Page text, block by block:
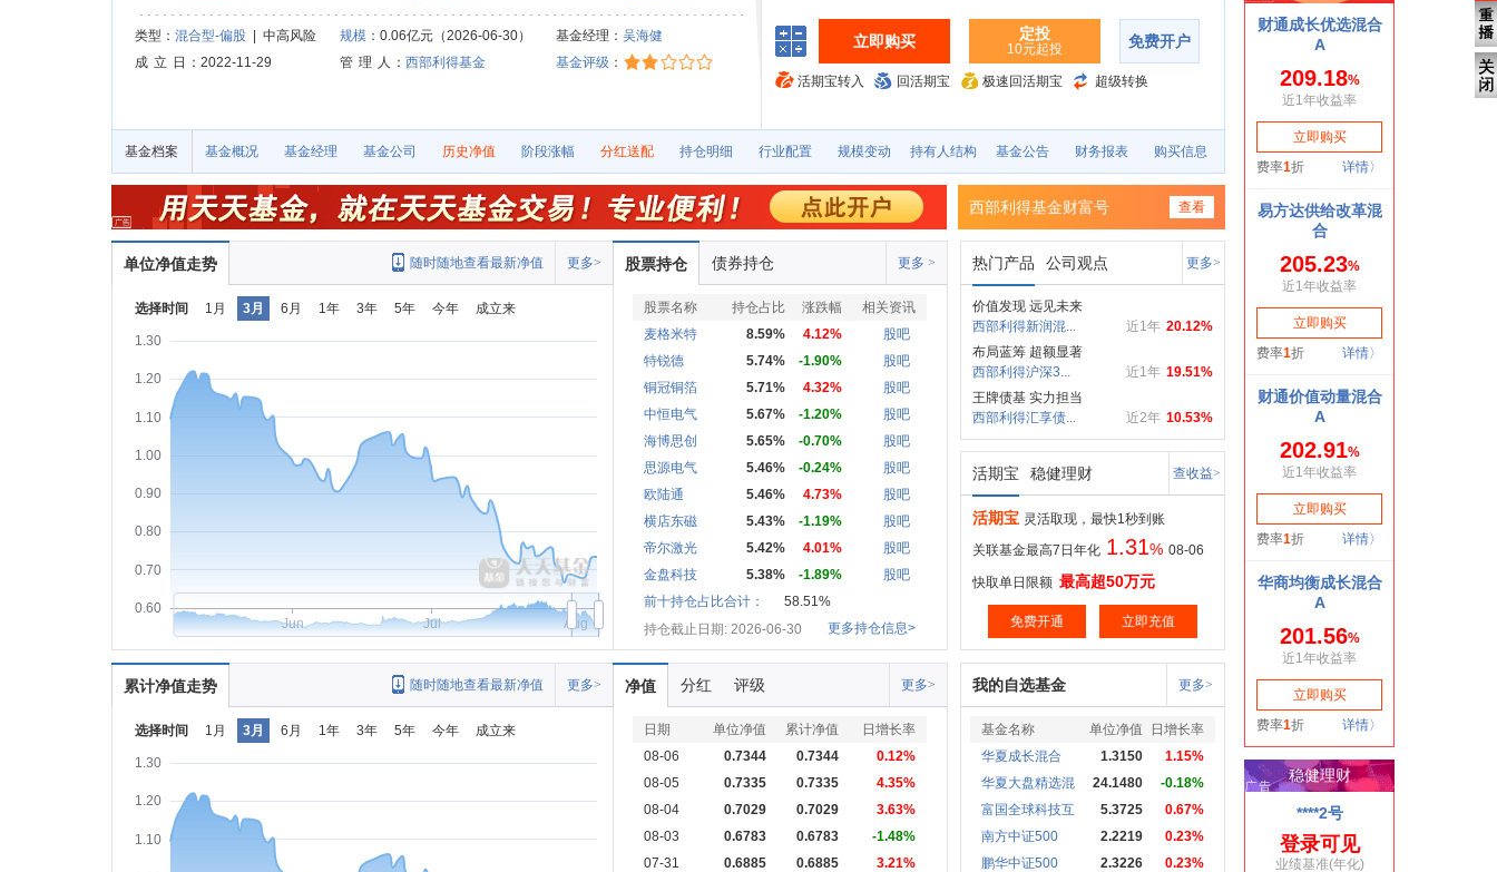
类型： 混合型-偏股| 中高风险 规模：0.06亿元（2026-06-30） 基金经理： 吴海健
成 立 日
：2022-11-29 管 理 人 ： 西部利得基金 基金评级 ：
立即购买 定投
10元起投 免费开户
活期宝转入 回活期宝 极速回活期宝 超级转换
基金档案 基金概况 基金经理 基金公司 历史净值 阶段涨幅 分红送配 持仓明细 行业配置 规模变动 持有人结构 基金公告 财务报表 购买信息
西部利得基金财富号 查看
单位净值走势 更多>
随时随地查看最新净值
选择时间 1月 3月 6月 1年 3年 5年 今年 成立来
0.60
0.70
0.80
0.90
1.00
1.10
1.20
1.30
Jun Jul Aug
股票持仓 债券持仓 更多 >
股票名称 持仓占比 涨跌幅
相关资讯
麦格米特
8.59% 4.12%
股吧
特锐德
5.74% -1.90%
股吧
铜冠铜箔
5.71% 4.32%
股吧
中恒电气
5.67% -1.20%
股吧
海博思创
5.65% -0.70%
股吧
思源电气
5.46% -0.24%
股吧
欧陆通
5.46% 4.73%
股吧
横店东磁
5.43% -1.19%
股吧
帝尔激光
5.42% 4.01%
股吧
金盘科技
5.38% -1.89%
股吧
前十持仓占比合计：
58.51%
持仓截止日期: 2026-06-30
更多持仓信息>
热门产品 公司观点 更多>
价值发现 远见未来
20.12%
近1年
西部利得新润混...
布局蓝筹 超额显著
19.51%
近1年
西部利得沪深3...
王牌债基 实力担当
10.53%
近2年
西部利得汇享债...
活期宝 稳健理财 查收益>
活期宝 灵活取现，最快1秒到账
关联基金最高7日年化 1.31% 08-06
快取单日限额 最高超50万元
免费开通 立即充值
累计净值走势 更多>
随时随地查看最新净值
选择时间 1月 3月 6月 1年 3年 5年 今年 成立来
1.10
1.20
1.30
净值 分红 评级 更多>
日期 单位净值 累计净值
日增长率
08-06
0.7344 0.7344
0.12%
08-05
0.7335 0.7335
4.35%
08-04
0.7029 0.7029
3.63%
08-03
0.6783 0.6783
-1.48%
07-31
0.6885 0.6885
3.21%
我的自选基金 更多>
基金名称 单位净值
日增长率
华夏成长混合
1.3150
1.15%
华夏大盘精选混
24.1480
-0.18%
富国全球科技互
5.3725
0.67%
南方中证500
2.2219
0.23%
鹏华中证500
2.3226
0.23%